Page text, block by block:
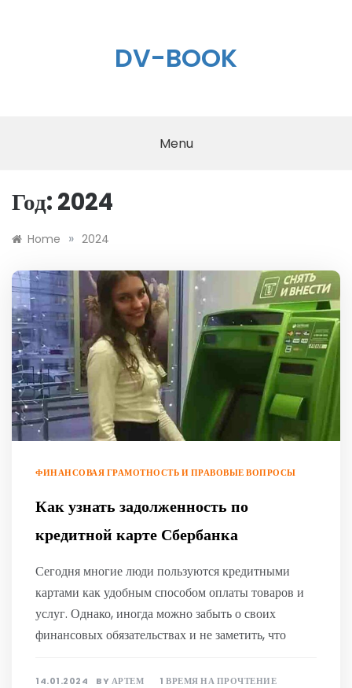
DV-BOOK
Menu
Год: 2024
Home » 2024
ФИНАНСОВАЯ ГРАМОТНОСТЬ И ПРАВОВЫЕ ВОПРОСЫ
Как узнать задолженность по
кредитной карте Сбербанка
Сегодня многие люди пользуются кредитными
картами как удобным способом оплаты товаров и
услуг. Однако, иногда можно забыть о своих
финансовых обязательствах и не заметить, что
14.01.2024 BYАРТЕМ 1 ВРЕМЯ НА ПРОЧТЕНИЕ